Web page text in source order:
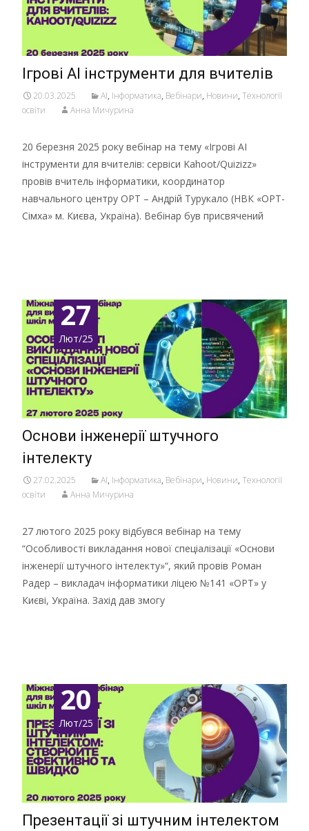
Ігрові АІ інструменти для вчителів
20.03.2025 AI, Інформатика, Вебінари, Новини, Технології
освіти
Анна Мичурина
20 березня 2025 року вебінар на тему «Ігрові AI
інструменти для вчителів: сервіси Kahoot/Quizizz»
провів вчитель інформатики, координатор
навчального центру ОРТ – Андрій Турукало (НВК «ОРТ-
Сімха» м. Києва, Україна). Вебінар був присвячений
27
Лют/25
Основи інженерії штучного
інтелекту
27.02.2025 AI, Інформатика, Вебінари, Новини, Технології
освіти
Анна Мичурина
27 лютого 2025 року відбувся вебінар на тему
“Особливості викладання нової спеціалізації «Основи
інженерії штучного інтелекту»“, який провів Роман
Радер – викладач інформатики ліцею №141 «ОРТ» у
Києві, Україна. Захід дав змогу
20
Лют/25
Презентації зі штучним інтелектом